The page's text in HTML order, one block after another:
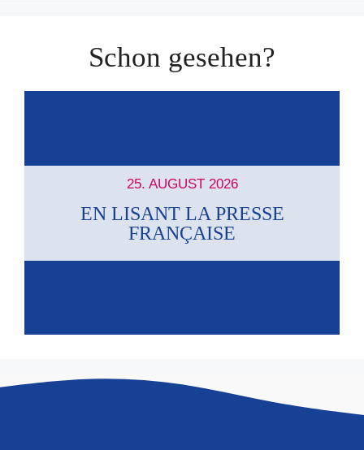
Schon gesehen?
25. AUGUST 2026
EN LISANT LA PRESSE
FRANÇAISE